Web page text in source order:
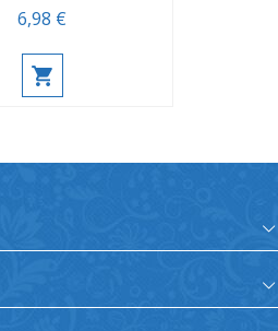
6,98 €